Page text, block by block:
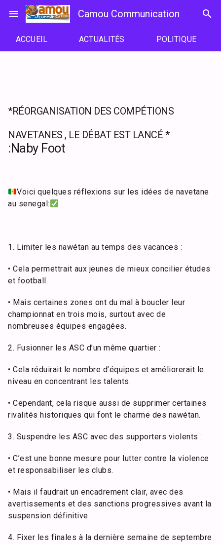
menu Camou Communication search
ACCUEIL ACTUALITÉS POLITIQUE
*RÉORGANISATION DES COMPÉTIONS
NAVETANES , LE DÉBAT EST LANCÉ *
:Naby Foot
Voici quelques réflexions sur les idées de navetane
au senegal:
1. Limiter les nawétan au temps des vacances :
• Cela permettrait aux jeunes de mieux concilier études
et football.
• Mais certaines zones ont du mal à boucler leur
championnat en trois mois, surtout avec de
nombreuses équipes engagées.
2. Fusionner les ASC d’un même quartier :
• Cela réduirait le nombre d’équipes et améliorerait le
niveau en concentrant les talents.
• Cependant, cela risque aussi de supprimer certaines
rivalités historiques qui font le charme des nawétan.
3. Suspendre les ASC avec des supporters violents :
• C’est une bonne mesure pour lutter contre la violence
et responsabiliser les clubs.
• Mais il faudrait un encadrement clair, avec des
avertissements et des sanctions progressives avant la
suspension définitive.
4. Fixer les finales à la dernière semaine de septembre